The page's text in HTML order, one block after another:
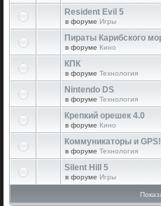
Resident Evil 5
в форуме Игры
Пираты Карибского
в форуме Кино
КПК
в форуме Технология
Nintendo DS
в форуме Технология
Крепкий орешек 4.0
в форуме Кино
Коммуникаторы и GPS!
в форуме Технология
Silent Hill 5
в форуме Игры